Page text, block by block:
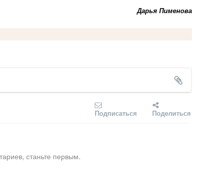
Дарья Пименова
Подписаться Поделиться
станьте первым.